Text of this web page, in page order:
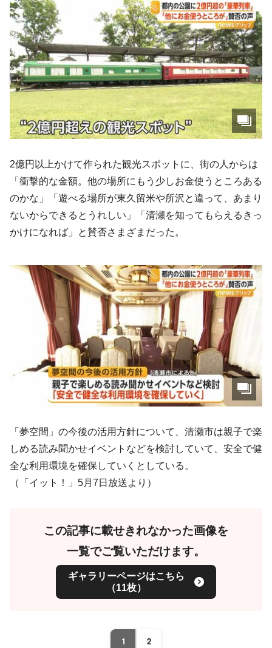
2億円以上かけて作られた観光スポットに、街の人からは
「衝撃的な金額。他の場所にもう少しお金使うところある
のかな」「遊べる場所が東久留米や所沢と違って、あまり
ないからできるとうれしい」「清瀬を知ってもらえるきっ
かけになれば」と賛否さまざまだった。
「夢空間」の今後の活用方針について、清瀬市は親子で楽
しめる読み聞かせイベントなどを検討していて、安全で健
全な利用環境を確保していくとしている。
（「イット！」5月7日放送より）
この記事に載せきれなかった画像を
一覧でご覧いただけます。
ギャラリーページはこちら
（11枚）
1 2